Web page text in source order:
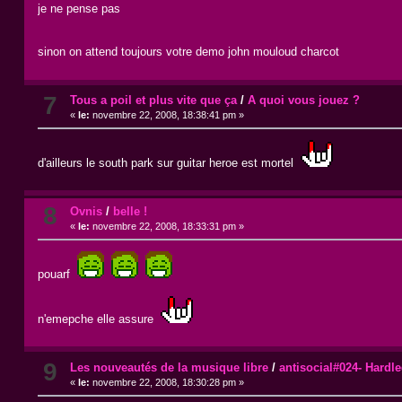
je ne pense pas
sinon on attend toujours votre demo john mouloud charcot
7 Tous a poil et plus vite que ça/ A quoi vous jouez ?
« le: novembre 22, 2008, 18:38:41 pm »
d'ailleurs le south park sur guitar heroe est mortel
8 Ovnis/ belle !
« le: novembre 22, 2008, 18:33:31 pm »
pouarf
n'emepche elle assure
9 Les nouveautés de la musique libre/ antisocial#024-
« le: novembre 22, 2008, 18:30:28 pm »